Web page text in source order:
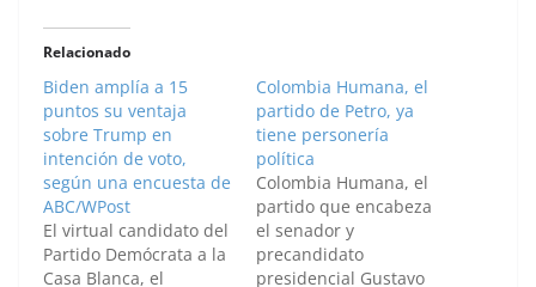
Relacionado
Biden amplía a 15
puntos su ventaja
sobre Trump en
intención de voto,
según una encuesta de
ABC/WPost
El virtual candidato del
Partido Demócrata a la
Casa Blanca, el
Colombia Humana, el
partido de Petro, ya
tiene personería
política
Colombia Humana, el
partido que encabeza
el senador y
precandidato
presidencial Gustavo